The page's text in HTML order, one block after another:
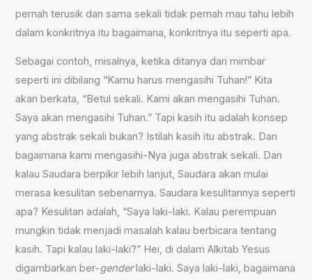
pernah terusik dan sama sekali tidak pernah mau tahu lebih
dalam konkritnya itu bagaimana, konkritnya itu seperti apa.
Sebagai contoh, misalnya, ketika ditanya dari mimbar
seperti ini dibilang “Kamu harus mengasihi Tuhan!” Kita
akan berkata, “Betul sekali. Kami akan mengasihi Tuhan.
Saya akan mengasihi Tuhan.” Tapi kasih itu adalah konsep
yang abstrak sekali bukan? Istilah kasih itu abstrak. Dan
bagaimana kami mengasihi-Nya juga abstrak sekali. Dan
kalau Saudara berpikir lebih lanjut, Saudara akan mulai
merasa kesulitan sebenarnya. Saudara kesulitannya seperti
apa? Kesulitan adalah, “Saya laki-laki. Kalau perempuan
mungkin tidak menjadi masalah kalau berbicara tentang
kasih. Tapi kalau laki-laki?” Hei, di dalam Alkitab Yesus
digambarkan ber-genderlaki-laki. Saya laki-laki, bagaimana